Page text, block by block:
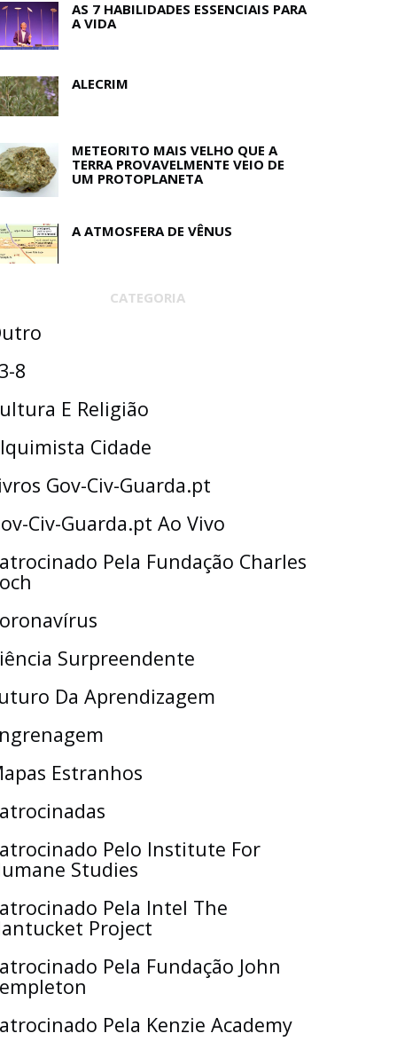
AS 7 HABILIDADES ESSENCIAIS PARA
A VIDA
ALECRIM
METEORITO MAIS VELHO QUE A
TERRA PROVAVELMENTE VEIO DE
UM PROTOPLANETA
A ATMOSFERA DE VÊNUS
CATEGORIA
8
E Religião
Cidade
Gov-Civ-Guarda.pt
Civ-Guarda.pt Ao Vivo
Pela Fundação Charles
Surpreendente
Da Aprendizagem
Estranhos
Pelo Institute For
Studies
Pela Intel The
Project
Pela Fundação John
Pela Kenzie Academy